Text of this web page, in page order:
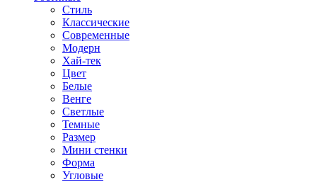
Стиль
Классические
Современные
Модерн
Хай-тек
Цвет
Белые
Венге
Светлые
Темные
Размер
Мини стенки
Форма
Угловые